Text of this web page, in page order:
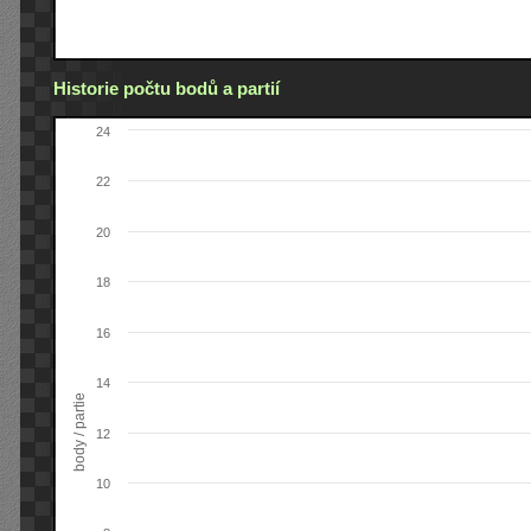
Historie počtu bodů a partií
body / partie
10
12
14
16
18
20
22
24